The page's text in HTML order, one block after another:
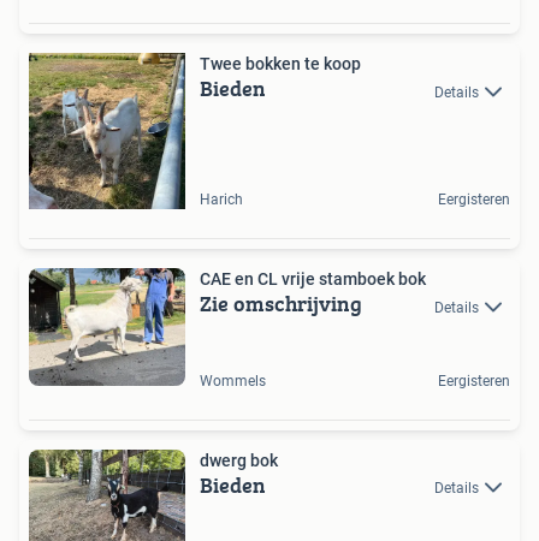
Twee bokken te koop
Bieden Details
Harich Eergisteren
CAE en CL vrije stamboek bok
Zie omschrijving Details
Wommels Eergisteren
dwerg bok
Bieden Details